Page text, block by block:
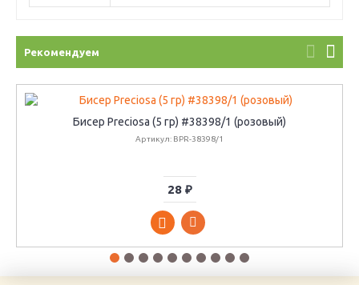
Рекомендуем
Бисер Preciosa (5 гр) #38398/1 (розовый)
Артикул: BPR-38398/1
28 ₽